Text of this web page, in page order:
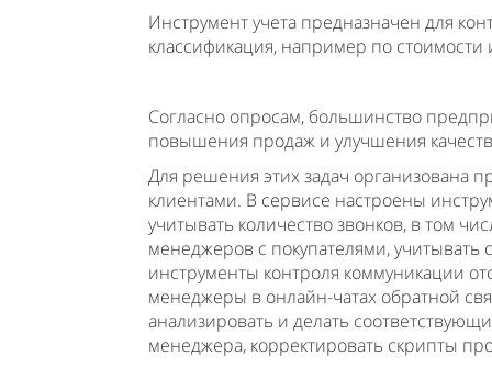
Инструмент учета предназначен для
классификация, например по
Согласно опросам, большинство
повышения продаж и улучшения
Для решения этих задач организована
клиентами. В сервисе настроены
учитывать количество звонков, в том
менеджеров с покупателями, учитывать
инструменты контроля коммуникации
менеджеры в онлайн-чатах обратной
анализировать и делать
менеджера, корректировать скрипты